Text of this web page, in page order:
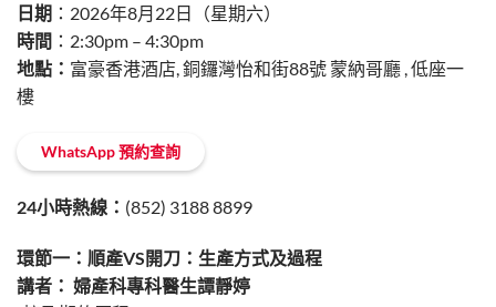
日期 ：2026年8月22日（星期六）
時間 ：2:30pm – 4:30pm
地點： 富豪香港酒店, 銅鑼灣怡和街88號 蒙納哥廳 , 低座一
樓
WhatsApp 預約查詢
24小時熱線： (852) 3188 8899
環節一：順產VS開刀：生產方式及過程
講者： 婦產科專科醫生譚靜婷